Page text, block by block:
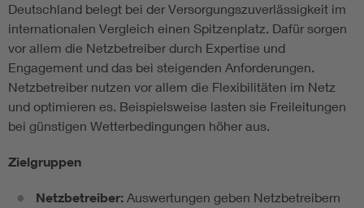
Deutschland belegt bei der Versorgungszuverlässigkeit im
internationalen Vergleich einen Spitzenplatz. Dafür sorgen
vor allem die Netzbetreiber durch Expertise und
Engagement und das bei steigenden Anforderungen.
Netzbetreiber nutzen vor allem die Flexibilitäten im Netz
und optimieren es. Beispielsweise lasten sie Freileitungen
bei günstigen Wetterbedingungen höher aus.
Zielgruppen
Netzbetreiber: Auswertungen geben Netzbetreibern